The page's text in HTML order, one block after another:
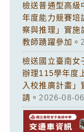
檢送普通型高級
年度能力競賽培
察與推理」實施
教師踴躍參加。
檢送國立臺南女
辦理115學年度
入校推廣計畫
請。 2026-08-06